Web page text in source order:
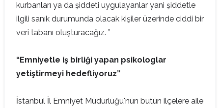
kurbanları ya da şiddeti uygulayanlar yani şiddetle
ilgili sanık durumunda olacak kişiler üzerinde ciddi bir
veri tabanı oluşturacağız. ”
“Emniyetle iş birliği yapan psikologlar
yetiştirmeyi hedefliyoruz”
İstanbul İl Emniyet Müdürlüğü'nün bütün ilçelere aile